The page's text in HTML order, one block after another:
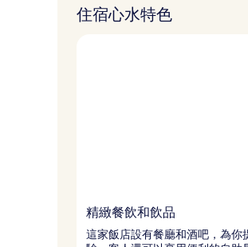
住宿心水特色
精緻餐飲和飲品
這家飯店設有餐廳和酒吧，為你